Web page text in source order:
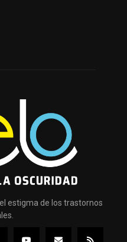
estigma de los trastornos